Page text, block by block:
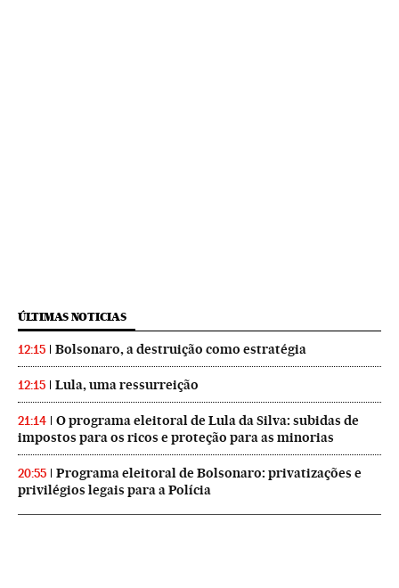
ÚLTIMAS NOTICIAS
12:15 Bolsonaro, a destruição como estratégia
12:15 Lula, uma ressurreição
21:14
O programa eleitoral de Lula da Silva: subidas de
impostos para os ricos e proteção para as minorias
20:55
Programa eleitoral de Bolsonaro: privatizações e
privilégios legais para a Polícia